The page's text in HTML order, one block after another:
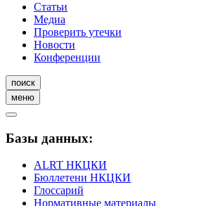
Статьи
Медиа
Проверить утечки
Новости
Конференции
поиск
меню
Базы данных:
ALRT НКЦКИ
Бюллетени НКЦКИ
Глоссарий
Нормативные материалы